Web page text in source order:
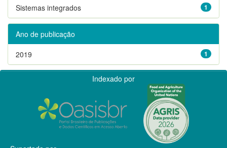
1
Sistemas integrados
Ano de publicação
1
2019
Indexado por